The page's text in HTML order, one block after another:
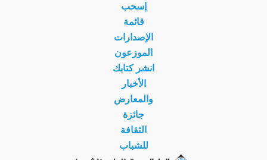
إسحب
قائمة
الإصدارات
الموزعون
انشر كتابك
الأخبار
والمعارض
جائزة
الثقافة
للشباب